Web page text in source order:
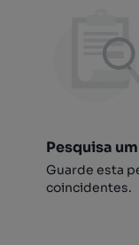
Pesquisa
Guarde esta
coincidentes.